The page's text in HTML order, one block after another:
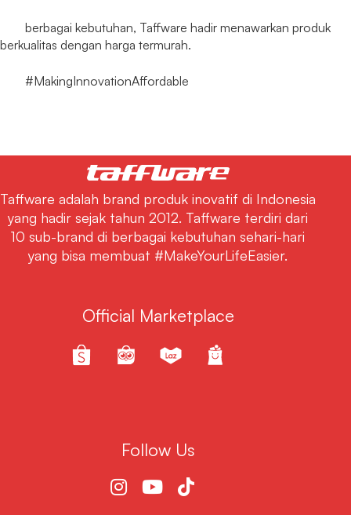
berbagai kebutuhan, Taffware hadir menawarkan produk
berkualitas dengan harga termurah.
#MakingInnovationAffordable
Taffware adalah brand produk inovatif di Indonesia
yang hadir sejak tahun 2012. Taffware terdiri dari
10 sub-brand di berbagai kebutuhan sehari-hari
yang bisa membuat #MakeYourLifeEasier.
Official Marketplace
Follow Us